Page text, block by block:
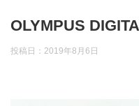
OLYMPUS
投稿日： 2019年8月6日